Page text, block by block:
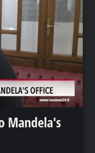
Mandela's